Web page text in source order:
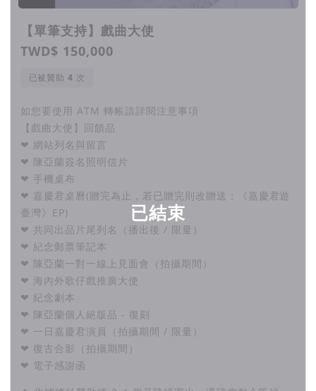
已結束
【單筆支持】戲曲大使
TWD$ 150,000
已被贊助 次
如您要使用 ATM 轉帳請詳閱注意事項
【戲曲大使】回饋品
❤ 網站列名與留言
❤ 陳亞蘭簽名照明信片
❤ 手機桌布
❤ 嘉慶君桌曆(贈完為止，若已贈完則改贈送：《嘉慶君遊
臺灣》EP)
❤ 共同出品片尾列名（播出後 / 限量）
❤ 紀念郵票筆記本
❤ 陳亞蘭一對一線上見面會（拍攝期間）
❤ 海內外歌仔戲推廣大使
❤ 紀念劇本
❤ 陳亞蘭個人絕版品 - 復刻
❤ 一日嘉慶君演員（拍攝期間 / 限量）
❤ 復古合影（拍攝期間）
❤ 電子感謝函